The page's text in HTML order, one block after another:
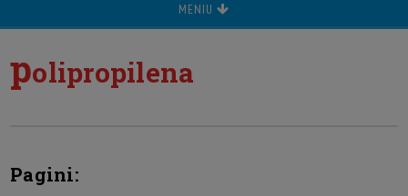
MENIU
polipropilena
Pagini: